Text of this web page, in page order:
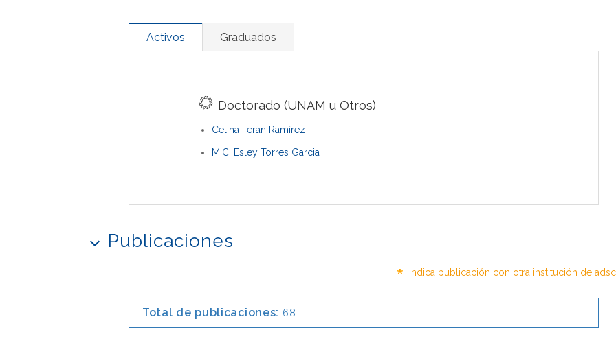
Activos Graduados
Doctorado (UNAM u Otros)
Celina Terán Ramírez
M.C. Esley Torres Garcia
Publicaciones
* Indica publicación con otra institución de
Total de publicaciones: 68